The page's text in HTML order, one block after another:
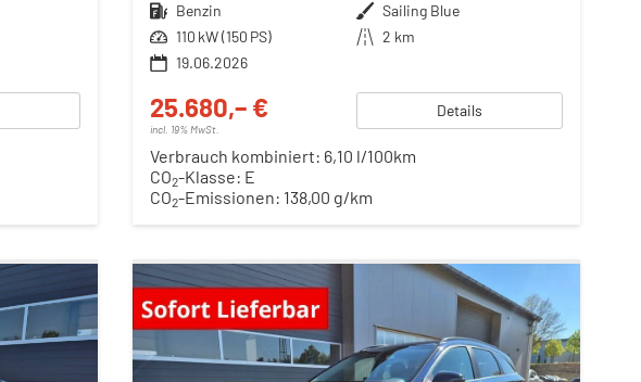
Kraftstoff Benzin Außenfarbe Sailing Blue
Leistung 110 kW (150 PS) Kilometerstand 2 km
19.06.2026
25.680,– €
incl. 19% MwSt.
Details
Verbrauch kombiniert: 6,10 l/100km
CO2-Klasse: E
CO2-Emissionen: 138,00 g/km